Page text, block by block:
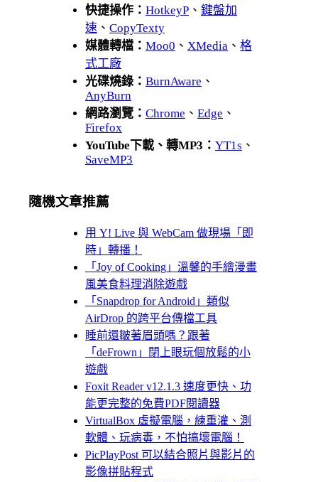
快捷操作： HotkeyP 、 鍵盤加
速 、 CopyTexty
媒體轉檔： Moo0 、 XMedia 、 格
式工廠
光碟燒錄： BurnAware 、
AnyBurn
網路瀏覽： Chrome 、 Edge 、
Firefox
YouTube下載、轉MP3： YT1s 、
SaveMP3
隨機文章推薦
用 Y! Live 與 WebCam 做現場「即
時」轉播！
「Joy of Cooking」溫馨的手繪漫畫
風美食料理消除遊戲
「Snapdrop for Android」類似
AirDrop 的跨平台傳檔工具
睡前還皺著眉頭嗎？跟著
「deFrown」閉上眼玩個放鬆的小
遊戲
Foxit Reader v12.1.3 速度更快、功
能更完整的免費PDF閱讀器
VirtualBox 虛擬電腦，練重灌、測
軟體、玩病毒，不怕搞壞電腦！
PicPlayPost 可以結合照片與影片的
影像拼貼程式